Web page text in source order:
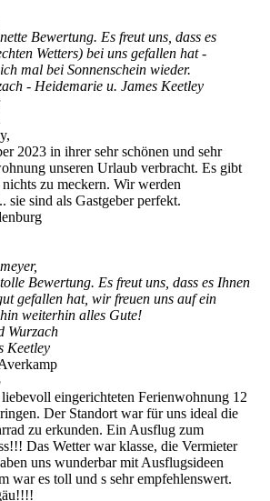
Bewertung. Es freut uns, dass es
Wetters) bei uns gefallen hat -
mal bei Sonnenschein wieder.
- Heidemarie u. James Keetley
2023 in ihrer sehr schönen und sehr
unseren Urlaub verbracht. Es gibt
zu meckern. Wir werden
sie sind als Gastgeber perfekt.
Bewertung. Es freut uns, dass es Ihnen
gefallen hat, wir freuen uns auf ein
weiterhin alles Gute!
Wurzach
Keetley
eingerichteten Ferienwohnung 12
Der Standort war für uns ideal die
zu erkunden. Ein Ausflug zum
Das Wetter war klasse, die Vermieter
uns wunderbar mit Ausflugsideen
war es toll und s sehr empfehlenswert.